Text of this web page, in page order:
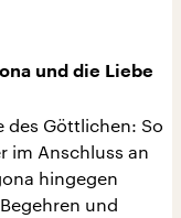
und die Liebe
des Göttlichen: So
im Anschluss an
hingegen
und